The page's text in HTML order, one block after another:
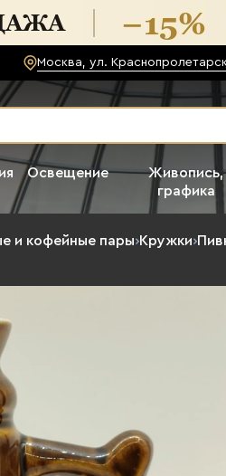
Москва, ул.
Освещение
Живопись,
графика
и кофейные пары›Кружки›